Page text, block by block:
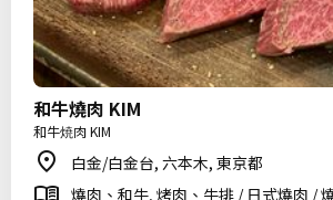
和牛燒肉 KIM
和牛焼肉 KIM
白金/白金台, 六本木, 東京都
燒肉、和牛, 烤肉、牛排 / 日式燒肉 /